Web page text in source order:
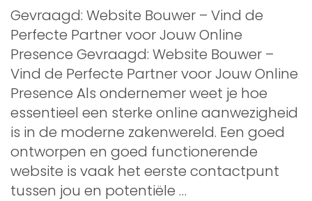
Gevraagd: Website Bouwer – Vind de
Perfecte Partner voor Jouw Online
Presence Gevraagd: Website Bouwer –
Vind de Perfecte Partner voor Jouw Online
Presence Als ondernemer weet je hoe
essentieel een sterke online aanwezigheid
is in de moderne zakenwereld. Een goed
ontworpen en goed functionerende
website is vaak het eerste contactpunt
tussen jou en potentiële …